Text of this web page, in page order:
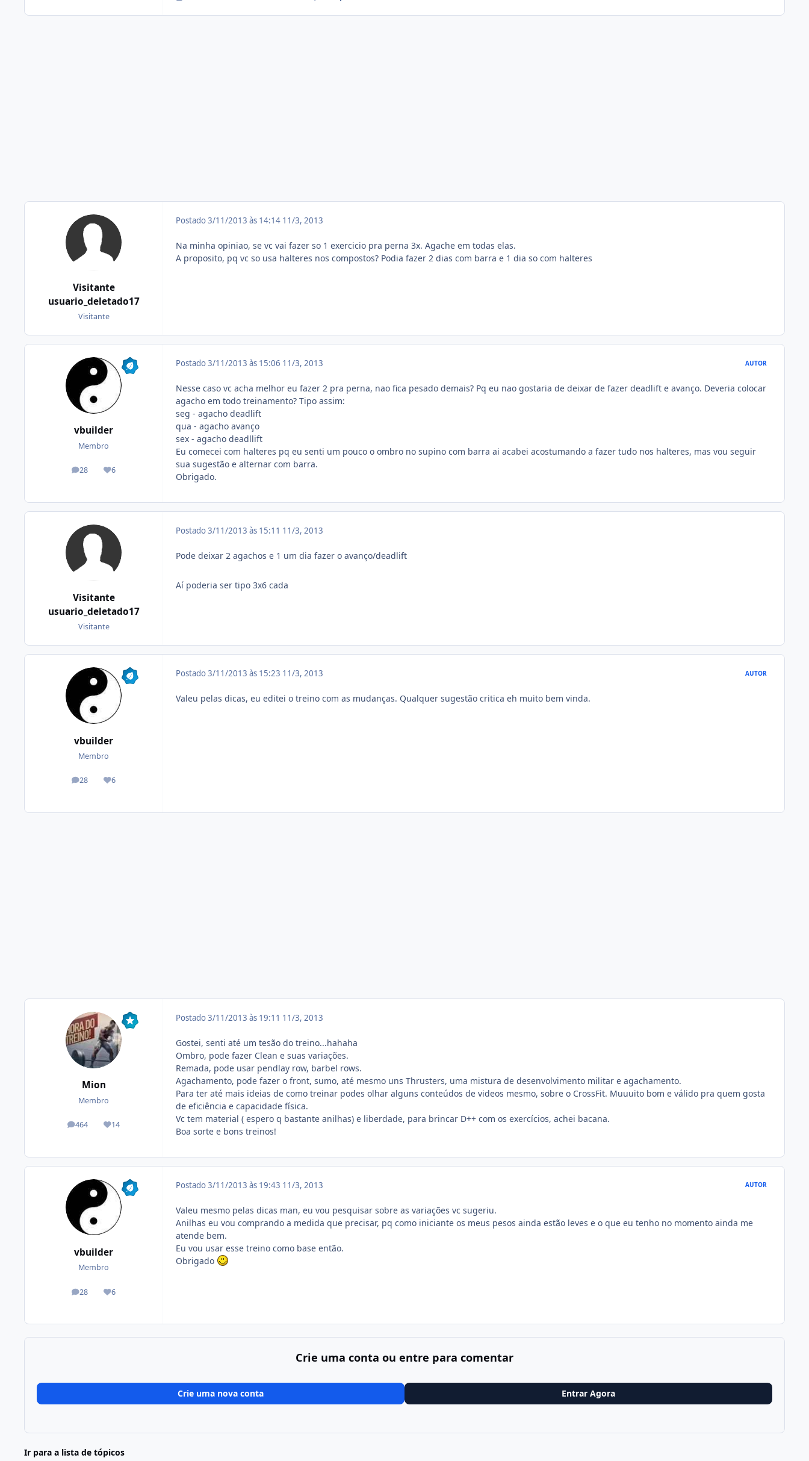
Visitante
usuario_deletado17
Visitante
Postado3/11/2013 às 14:14 11/3, 2013
Na minha opiniao, se vc vai fazer so 1 exercicio pra perna 3x. Agache em todas elas.
A proposito, pq vc so usa halteres nos compostos? Podia fazer 2 dias com barra e 1 dia so com halteres
vbuilder
Membro
28
posts 6
Reputação
Postado3/11/2013 às 15:06 11/3, 2013 AUTOR
Nesse caso vc acha melhor eu fazer 2 pra perna, nao fica pesado demais? Pq eu nao gostaria de deixar de fazer deadlift e avanço. Deveria colocar
agacho em todo treinamento? Tipo assim:
seg - agacho deadlift
qua - agacho avanço
sex - agacho deadllift
Eu comecei com halteres pq eu senti um pouco o ombro no supino com barra ai acabei acostumando a fazer tudo nos halteres, mas vou seguir
sua sugestão e alternar com barra.
Obrigado.
Visitante
usuario_deletado17
Visitante
Postado3/11/2013 às 15:11 11/3, 2013
Pode deixar 2 agachos e 1 um dia fazer o avanço/deadlift
Aí poderia ser tipo 3x6 cada
vbuilder
Membro
28
posts 6
Reputação
Postado3/11/2013 às 15:23 11/3, 2013 AUTOR
Valeu pelas dicas, eu editei o treino com as mudanças. Qualquer sugestão critica eh muito bem vinda.
Mion
Membro
464
posts 14
Reputação
Postado3/11/2013 às 19:11 11/3, 2013
Gostei, senti até um tesão do treino...hahaha
Ombro, pode fazer Clean e suas variações.
Remada, pode usar pendlay row, barbel rows.
Agachamento, pode fazer o front, sumo, até mesmo uns Thrusters, uma mistura de desenvolvimento militar e agachamento.
Para ter até mais ideias de como treinar podes olhar alguns conteúdos de videos mesmo, sobre o CrossFit. Muuuito bom e válido pra quem gosta
de eficiência e capacidade física.
Vc tem material ( espero q bastante anilhas) e liberdade, para brincar D++ com os exercícios, achei bacana.
Boa sorte e bons treinos!
vbuilder
Membro
28
posts 6
Reputação
Postado3/11/2013 às 19:43 11/3, 2013 AUTOR
Valeu mesmo pelas dicas man, eu vou pesquisar sobre as variações vc sugeriu.
Anilhas eu vou comprando a medida que precisar, pq como iniciante os meus pesos ainda estão leves e o que eu tenho no momento ainda me
atende bem.
Eu vou usar esse treino como base então.
Obrigado
Crie uma conta ou entre para comentar
Crie uma nova conta Entrar Agora
Ir para a lista de tópicos